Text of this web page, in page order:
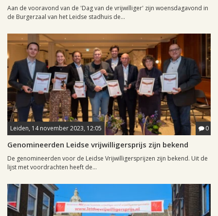
Aan de vooravond van de 'Dag van de vrijwilliger' zijn woensdagavond in
de Burgerzaal van het Leidse stadhuis de...
Leiden, 14 november 2023, 12:05 0
Genomineerden Leidse vrijwilligersprijs zijn bekend
De genomineerden voor de Leidse Vrijwilligersprijzen zijn bekend. Uit de
lijst met voordrachten heeft de...